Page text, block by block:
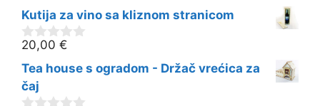
o
d
5
Kutija za vino sa kliznom stranicom
0
o
d
5
20,00 €
Tea house s ogradom - Držač vrećica za
čaj